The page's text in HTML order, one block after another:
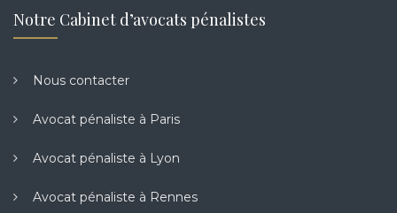
Notre Cabinet d’avocats pénalistes
Nous contacter
Avocat pénaliste à Paris
Avocat pénaliste à Lyon
Avocat pénaliste à Rennes